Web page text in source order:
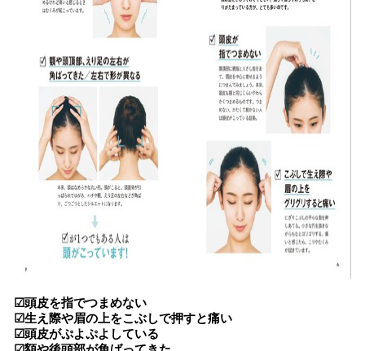
☑頭皮を指でつまめない
☑生え際や眉の上をこぶしで押すと痛い
☑頭皮がぷよぷよしている